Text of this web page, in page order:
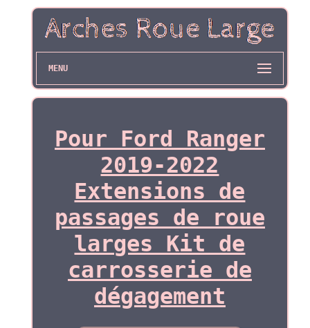
MENU
Pour Ford Ranger
2019-2022
Extensions de
passages de roue
larges Kit de
carrosserie de
dégagement